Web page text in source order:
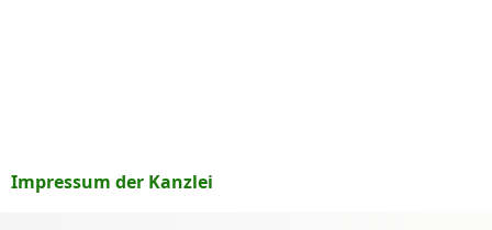
Impressum der Kanzlei